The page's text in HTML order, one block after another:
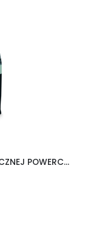
DOMETIC TABLETKI DO TOALETY TURYSTYCZNEJ POWERCARE TABS 20 SZTUK